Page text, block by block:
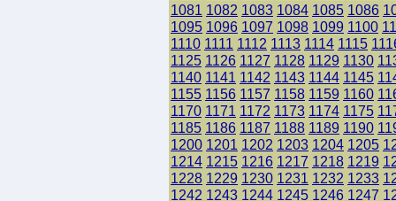
1081 1082 1083 1084 1085 1086
1095 1096 1097 1098 1099 1100
1110 1111 1112 1113 1114 1115
1125 1126 1127 1128 1129 1130
1140 1141 1142 1143 1144 1145
1155 1156 1157 1158 1159 1160
1170 1171 1172 1173 1174 1175
1185 1186 1187 1188 1189 1190
1200 1201 1202 1203 1204 1205
1214 1215 1216 1217 1218 1219
1228 1229 1230 1231 1232 1233
1242 1243 1244 1245 1246 1247